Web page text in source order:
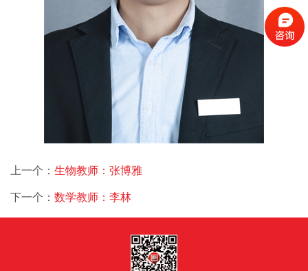
上一个： 生物教师：张博雅
下一个： 数学教师：李林